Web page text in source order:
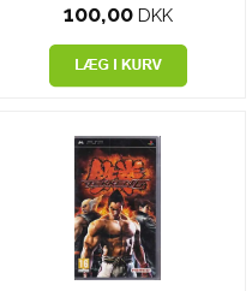
100,00 DKK